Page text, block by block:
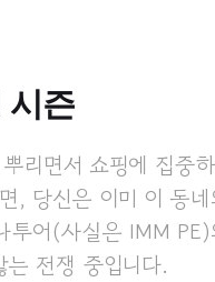
시즌
리면서 쇼핑에 집중
, 당신은 이미 이 동
투어(사실은 IMM
전쟁 중입니다.